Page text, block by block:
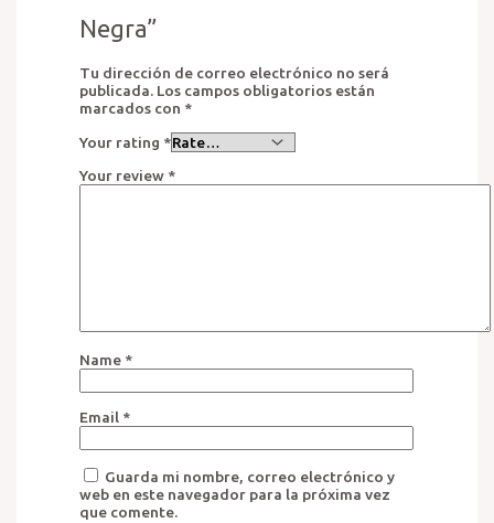
Negra”
Tu dirección de correo electrónico no será
publicada. Los campos obligatorios están
marcados con *
Your rating *
Your review *
Name *
Email *
Guarda mi nombre, correo electrónico y
web en este navegador para la próxima vez
que comente.